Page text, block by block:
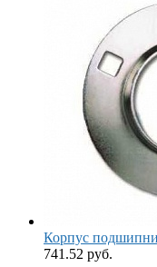
Корпус
741.52 руб.